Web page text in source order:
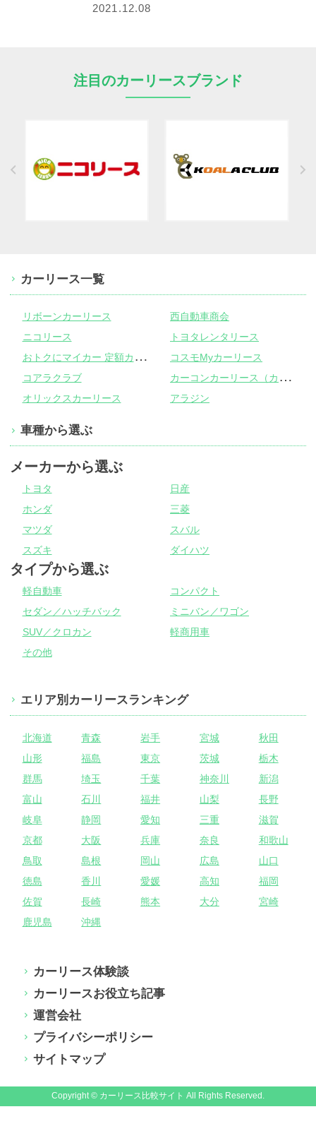
2021.12.08
注目のカーリースブランド
カーリース一覧
リボーンカーリース
西自動車商会
ニコリース
トヨタレンタリース
お
トクにマイカー 定額カルモくん
コスモMyカーリース
コアラクラブ
カ
ーコンカーリース（カーコンビニ倶楽部）
オリックスカーリース アラジン
車種から選ぶ
メーカーから選ぶ
トヨタ
日産
ホンダ
三菱
マツダ
スバル
スズキ
ダイハツ
タイプから選ぶ
軽自動車
コンパクト
セダン／ハッチバック
ミニバン／ワゴン
SUV／クロカン
軽商用車
その他
エリア別カーリースランキング
北海道 青森 岩手 宮城
秋田
山形
福島 東京 茨城
栃木
群馬
埼玉 千葉 神奈川
新潟
富山
石川 福井 山梨
長野
岐阜
静岡 愛知 三重
滋賀
京都
大阪 兵庫 奈良
和歌山
鳥取
島根 岡山 広島
山口
徳島
香川 愛媛 高知
福岡
佐賀
長崎 熊本 大分
宮崎
鹿児島
沖縄
カーリース体験談
カーリースお役立ち記事
運営会社
プライバシーポリシー
サイトマップ
Copyright © カーリース比較サイト All Rights Reserved.